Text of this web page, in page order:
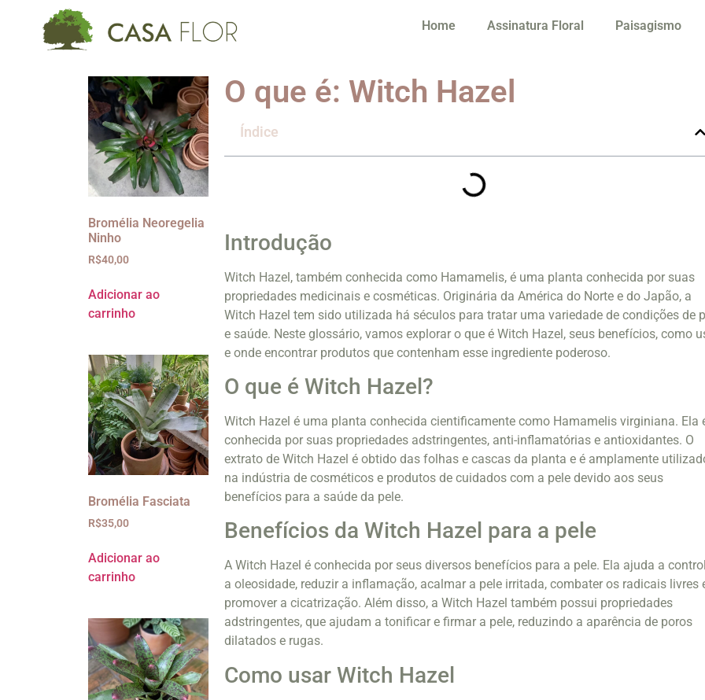
Home Assinatura Floral Paisagismo
Bromélia Neoregelia
Ninho
R$40,00
Adicionar ao
carrinho
Bromélia Fasciata
R$35,00
Adicionar ao
carrinho
O que é: Witch Hazel
Índice
Introdução
Witch Hazel, também conhecida como Hamamelis, é uma planta conhecida por suas
propriedades medicinais e cosméticas. Originária da América do Norte e do Japão, a
Witch Hazel tem sido utilizada há séculos para tratar uma variedade de condições de
e saúde. Neste glossário, vamos explorar o que é Witch Hazel, seus benefícios, como
e onde encontrar produtos que contenham esse ingrediente poderoso.
O que é Witch Hazel?
Witch Hazel é uma planta conhecida cientificamente como Hamamelis virginiana. Ela
conhecida por suas propriedades adstringentes, anti-inflamatórias e antioxidantes. O
extrato de Witch Hazel é obtido das folhas e cascas da planta e é amplamente
na indústria de cosméticos e produtos de cuidados com a pele devido aos seus
benefícios para a saúde da pele.
Benefícios da Witch Hazel para a pele
A Witch Hazel é conhecida por seus diversos benefícios para a pele. Ela ajuda a
a oleosidade, reduzir a inflamação, acalmar a pele irritada, combater os radicais livres
promover a cicatrização. Além disso, a Witch Hazel também possui propriedades
adstringentes, que ajudam a tonificar e firmar a pele, reduzindo a aparência de poros
dilatados e rugas.
Como usar Witch Hazel